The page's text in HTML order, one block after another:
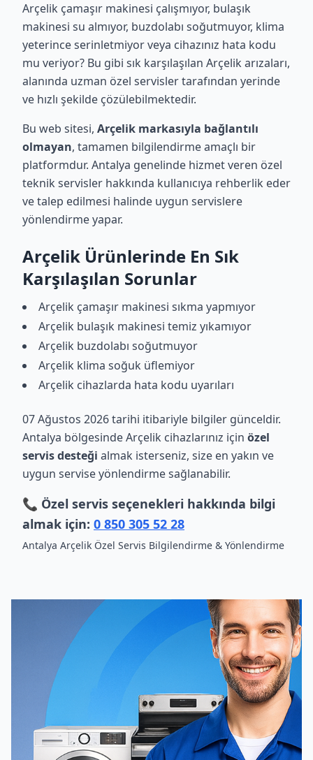
Arçelik çamaşır makinesi çalışmıyor, bulaşık
makinesi su almıyor, buzdolabı soğutmuyor, klima
yeterince serinletmiyor veya cihazınız hata kodu
mu veriyor? Bu gibi sık karşılaşılan Arçelik arızaları,
alanında uzman özel servisler tarafından yerinde
ve hızlı şekilde çözülebilmektedir.
Bu web sitesi, Arçelik markasıyla bağlantılı
olmayan, tamamen bilgilendirme amaçlı bir
platformdur. Antalya genelinde hizmet veren özel
teknik servisler hakkında kullanıcıya rehberlik eder
ve talep edilmesi halinde uygun servislere
yönlendirme yapar.
Arçelik Ürünlerinde En Sık
Karşılaşılan Sorunlar
Arçelik çamaşır makinesi sıkma yapmıyor
Arçelik bulaşık makinesi temiz yıkamıyor
Arçelik buzdolabı soğutmuyor
Arçelik klima soğuk üflemiyor
Arçelik cihazlarda hata kodu uyarıları
07 Ağustos 2026 tarihi itibariyle bilgiler günceldir.
Antalya bölgesinde Arçelik cihazlarınız için özel
servis desteği almak isterseniz, size en yakın ve
uygun servise yönlendirme sağlanabilir.
📞 Özel servis seçenekleri hakkında bilgi
almak için: 0 850 305 52 28
Antalya Arçelik Özel Servis Bilgilendirme & Yönlendirme